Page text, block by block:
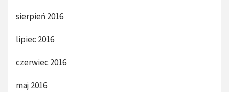
sierpień 2016
lipiec 2016
czerwiec 2016
maj 2016